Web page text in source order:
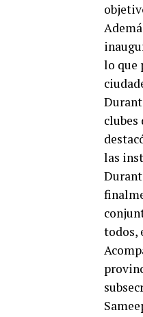
lo que
clubes
las
todos,